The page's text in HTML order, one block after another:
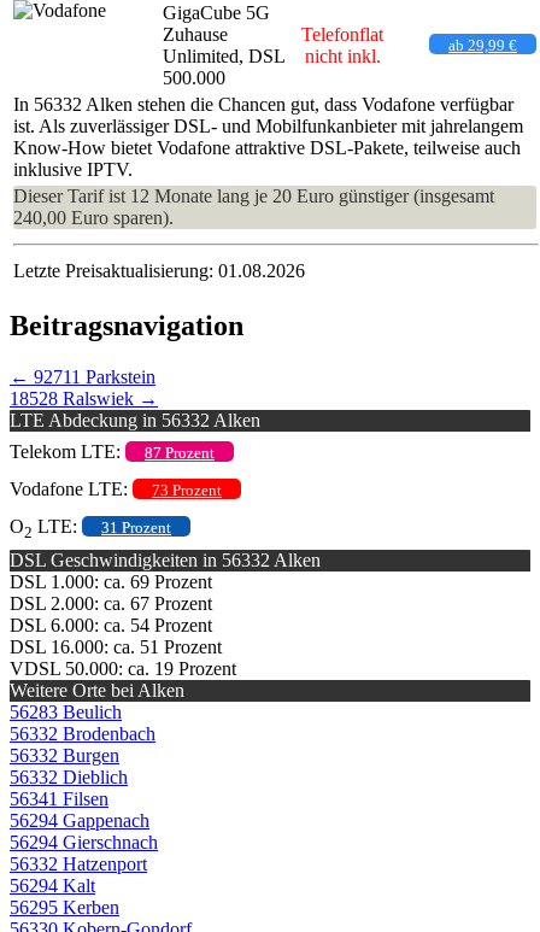
GigaCube 5G
Zuhause
Unlimited, DSL
500.000
Telefonflat
nicht inkl.
ab 29,99 €
In 56332 Alken stehen die Chancen gut, dass Vodafone verfügbar
ist. Als zuverlässiger DSL- und Mobilfunkanbieter mit jahrelangem
Know-How bietet Vodafone attraktive DSL-Pakete, teilweise auch
inklusive IPTV.
Dieser Tarif ist 12 Monate lang je 20 Euro günstiger (insgesamt
240,00 Euro sparen).
Letzte Preisaktualisierung: 01.08.2026
Beitragsnavigation
← 92711 Parkstein
18528 Ralswiek →
LTE Abdeckung in 56332 Alken
Telekom LTE:
87 Prozent
Vodafone LTE: 73 Prozent
O2 LTE: 31 Prozent
DSL Geschwindigkeiten in 56332 Alken
DSL 1.000: ca. 69 Prozent
DSL 2.000: ca. 67 Prozent
DSL 6.000: ca. 54 Prozent
DSL 16.000: ca. 51 Prozent
VDSL 50.000: ca. 19 Prozent
Weitere Orte bei Alken
56283 Beulich
56332 Brodenbach
56332 Burgen
56332 Dieblich
56341 Filsen
56294 Gappenach
56294 Gierschnach
56332 Hatzenport
56294 Kalt
56295 Kerben